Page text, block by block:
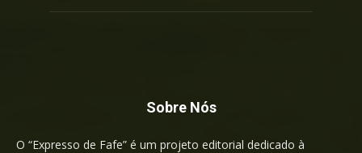
Sobre Nós
O “Expresso de Fafe” é um projeto editorial dedicado à